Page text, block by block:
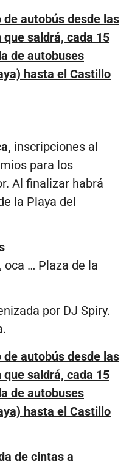
autobús desde las
saldrá, cada 15
de autobuses
hasta el Castillo
inscripciones al
para los
Al finalizar habrá
la Playa del
oca … Plaza de la
por DJ Spiry.
autobús desde las
saldrá, cada 15
de autobuses
hasta el Castillo
de cintas a